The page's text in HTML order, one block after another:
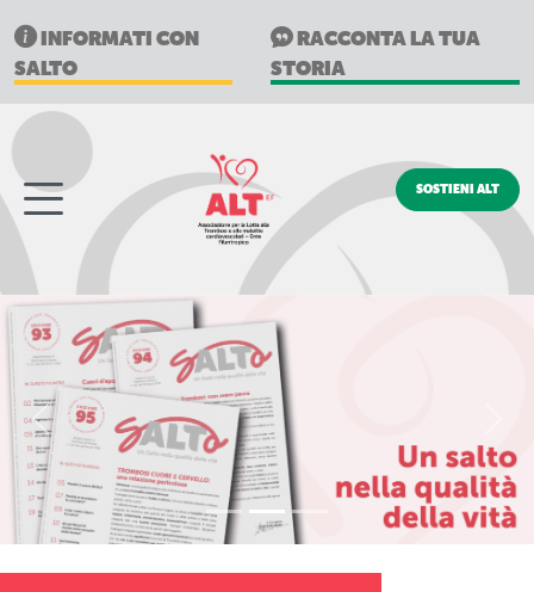
INFORMATI CON
SALTO
RACCONTA LA TUA
STORIA
SOSTIENI ALT
PREVIOUS